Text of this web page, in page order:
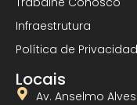
Infraestrutura
Política de
Locais
Av. Anselmo